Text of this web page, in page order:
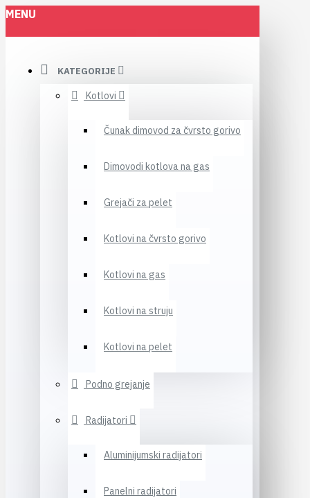
MENU
KATEGORIJE
Kotlovi
Čunak dimovod za čvrsto gorivo
Dimovodi kotlova na gas
Grejači za pelet
Kotlovi na čvrsto gorivo
Kotlovi na gas
Kotlovi na struju
Kotlovi na pelet
Podno grejanje
Radijatori
Aluminijumski radijatori
Panelni radijatori